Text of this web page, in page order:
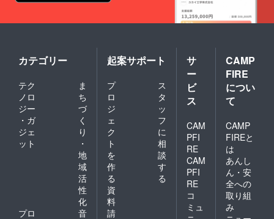
ださ
い。
カテゴリー
テク
ノロ
ジー
・ガ
ジェ
ット
ま
ち
づ
く
り
・
地
域
活
性
化
プロ
音
起案サポート
プ
ロ
ジ
ェ
ク
ト
を
作
る
ス
タ
ッ
フ
に
相
談
す
る
資
料
請
サ
ー
ビ
ス
CAM
PFI
RE
CAM
PFI
RE
コ
ミュ
CAMP
FIRE
につい
て
CAMP
FIREと
は
あんし
ん・安
全への
取り組
み